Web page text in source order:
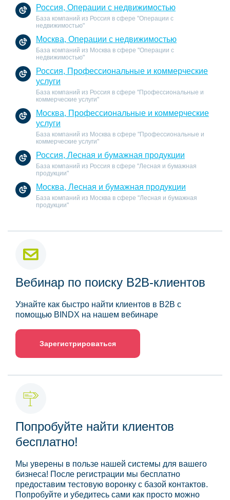
Россия, Операции с недвижимостью
База компаний из Россия в сфере "Операции с
недвижимостью"
Москва, Операции с недвижимостью
База компаний из Москва в сфере "Операции с
недвижимостью"
Россия, Профессиональные и коммерческие
услуги
База компаний из Россия в сфере "Профессиональные и
коммерческие услуги"
Москва, Профессиональные и коммерческие
услуги
База компаний из Москва в сфере "Профессиональные и
коммерческие услуги"
Россия, Лесная и бумажная продукции
База компаний из Россия в сфере "Лесная и бумажная
продукции"
Москва, Лесная и бумажная продукции
База компаний из Москва в сфере "Лесная и бумажная
продукции"
Вебинар по поиску B2B-клиентов
Узнайте как быстро найти клиентов в B2B с
помощью BINDX на нашем вебинаре
Зарегистрироваться
Попробуйте найти клиентов
бесплатно!
Мы уверены в пользе нашей системы для вашего
бизнеса! После регистрации мы бесплатно
предоставим тестовую воронку с базой контактов.
Попробуйте и убедитесь сами как просто можно